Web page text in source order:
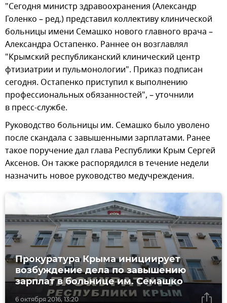
"Сегодня министр здравоохранения (Александр
Голенко – ред.) представил коллективу клинической
больницы имени Семашко нового главного врача –
Александра Остапенко. Раннее он возглавлял
"Крымский республиканский клинический центр
фтизиатрии и пульмонологии". Приказ подписан
сегодня. Остапенко приступил к выполнению
профессиональных обязанностей", – уточнили
в пресс-службе.
Руководство больницы им. Семашко было уволено
после скандала с завышенными зарплатами. Ранее
такое поручение дал глава Республики Крым Сергей
Аксенов. Он также распорядился в течение недели
назначить новое руководство медучреждения.
6 октября 2016, 13:20
Прокуратура Крыма инициирует
возбуждение дела по завышению
зарплат в больнице им. Семашко